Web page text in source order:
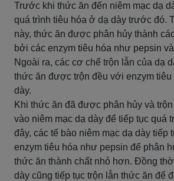
Trước khi thức ăn đến niêm mạc dạ
quá trình tiêu hóa ở dạ dày trước đó.
này, thức ăn được phân hủy thành
bởi các enzym tiêu hóa như pepsin
Ngoài ra, các cơ chế trộn lẫn của dạ
thức ăn được trộn đều với enzym tiêu
dày.
Khi thức ăn đã được phân hủy và
vào niêm mạc dạ dày để tiếp tục quá
đây, các tế bào niêm mạc dạ dày tiếp
enzym tiêu hóa như pepsin để phân
thức ăn thành chất nhỏ hơn. Đồng
dày cũng tiếp tục trộn lẫn thức ăn để